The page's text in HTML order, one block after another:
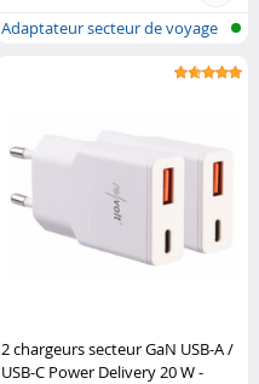
Adaptateur secteur de voyage
2 chargeurs secteur GaN USB-A /
USB-C Power Delivery 20 W -